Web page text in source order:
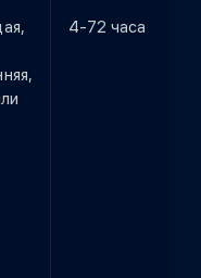
4-72 часа